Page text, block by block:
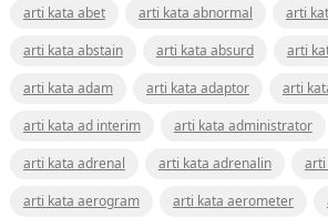
arti kata abet
arti kata abnormal
arti
arti kata abstain
arti kata absurd
arti
arti kata adam
arti kata adaptor
arti
arti kata ad interim
arti kata administrator
arti kata adrenal
arti kata adrenalin
arti
arti kata aerogram
arti kata aerometer